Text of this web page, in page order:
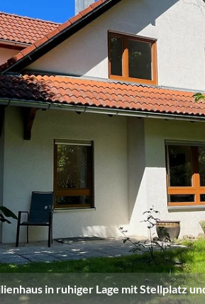
in ruhiger Lage mit Stellplatz